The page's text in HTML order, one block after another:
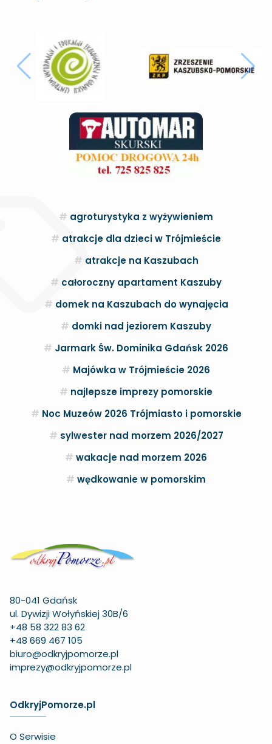
agroturystyka z wyżywieniem
atrakcje dla dzieci w Trójmieście
atrakcje na Kaszubach
całoroczny apartament Kaszuby
domek na Kaszubach do wynajęcia
domki nad jeziorem Kaszuby
Jarmark Św. Dominika Gdańsk 2026
Majówka w Trójmieście 2026
najlepsze imprezy pomorskie
Noc Muzeów 2026 Trójmiasto i pomorskie
sylwester nad morzem 2026/2027
wakacje nad morzem 2026
wędkowanie w pomorskim
80-041 Gdańsk
ul. Dywizji Wołyńskiej 30B/6
+48 58 322 83 62
+48 669 467 105
biuro@odkryjpomorze.pl
imprezy@odkryjpomorze.pl
OdkryjPomorze.pl
O Serwisie